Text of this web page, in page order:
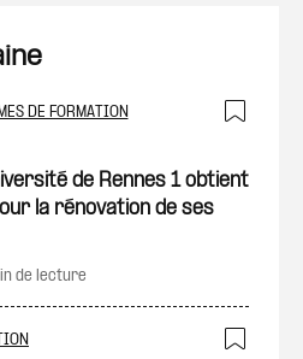
DE FORMATION
de Rennes 1 obtient
la rénovation de ses
de lecture